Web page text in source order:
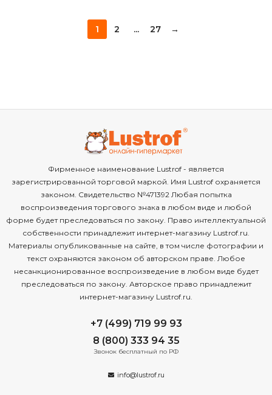
1 2 ... 27 →
Фирменное наименование Lustrof - является
зарегистрированной торговой маркой. Имя Lustrof охраняется
законом. Свидетельство №471392 Любая попытка
воспроизведения торгового знака в любом виде и любой
форме будет преследоваться по закону. Право интеллектуальной
собственности принадлежит интернет-магазину Lustrof.ru.
Материалы опубликованные на сайте, в том числе фотографии и
текст охраняются законом об авторском праве. Любое
несанкционированное воспроизведение в любом виде будет
преследоваться по закону. Авторское право принадлежит
интернет-магазину Lustrof.ru.
+7 (499) 719 99 93
8 (800) 333 94 35
Звонок бесплатный по РФ
info@lustrof.ru